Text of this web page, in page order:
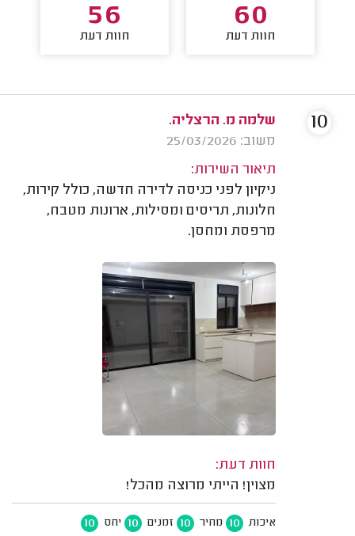
60
חוות דעת
56
חוות דעת
שלמה מ. הרצליה.
משוב: 25/03/2026
תיאור השירות:
ניקיון לפני כניסה לדירה חדשה, כולל קירות,
חלונות, תריסים ומסילות, ארונות מטבח,
מרפסת ומחסן.
חוות דעת:
מצוין! הייתי מרוצה מהכל!
איכות 10 מחיר 10 זמנים 10 יחס 10
10